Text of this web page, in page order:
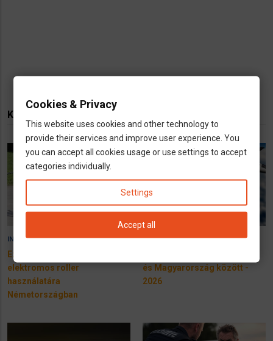
KAPCSOLÓDÓ TARTALMAK
INFÓK 18 June 2026
Ezek a szabályok az
elektromos roller
használatára
Németországban
INFÓK 28 April 2026
és Magyarország között -
2026
Cookies & Privacy
This website uses cookies and other technology to
provide their services and improve user experience. You
you can accept all cookies usage or use settings to accept
categories individually.
Settings
Accept all